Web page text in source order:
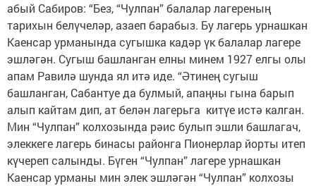
абый Сабиров: “Без, “Чулпан” балалар лагереның
тарихын белүчеләр, азаеп барабыз. Бу лагерь урнашкан
Каенсар урманында сугышка кадәр үк балалар лагере
эшләгән. Сугыш башланган елны минем 1927 елгы олы
апам Равилә шунда ял итә иде. “Әтинең сугыш
башланган, Сабантуе да булмый, апаңны гына барып
алып кайтам дип, ат белән лагерьга китүе истә калган.
Мин “Чулпан” колхозында рәис булып эшли башлагач,
элеккеге лагерь бинасы районга Пионерлар йорты итеп
күчереп салынды. Бүген “Чулпан” лагере урнашкан
Каенсар урманы мин элек эшләгән “Чулпан” колхозы